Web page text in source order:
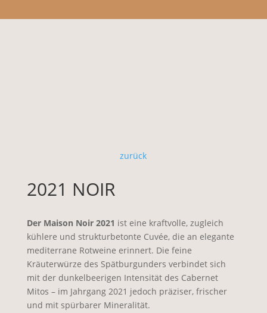
zurück
2021 NOIR
Der Maison Noir 2021 ist eine kraftvolle, zugleich
kühlere und strukturbetonte Cuvée, die an elegante
mediterrane Rotweine erinnert. Die feine
Kräuterwürze des Spätburgunders verbindet sich
mit der dunkelbeerigen Intensität des Cabernet
Mitos – im Jahrgang 2021 jedoch präziser, frischer
und mit spürbarer Mineralität.